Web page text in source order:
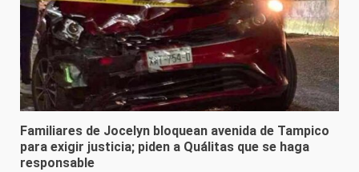
Familiares de Jocelyn bloquean avenida de Tampico
para exigir justicia; piden a Quálitas que se haga
responsable